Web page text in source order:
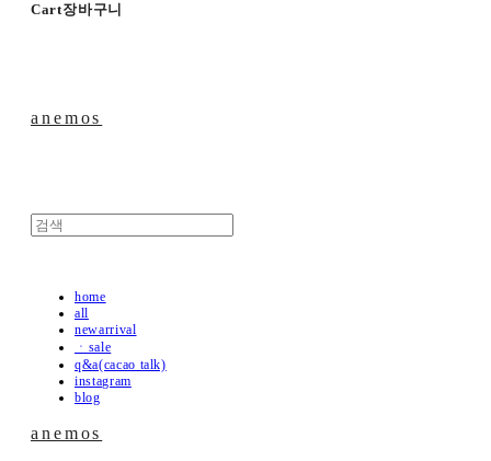
Cart장바구니
anemos
home
all
newarrival
ㆍsale
q&a(cacao talk)
instagram
blog
anemos